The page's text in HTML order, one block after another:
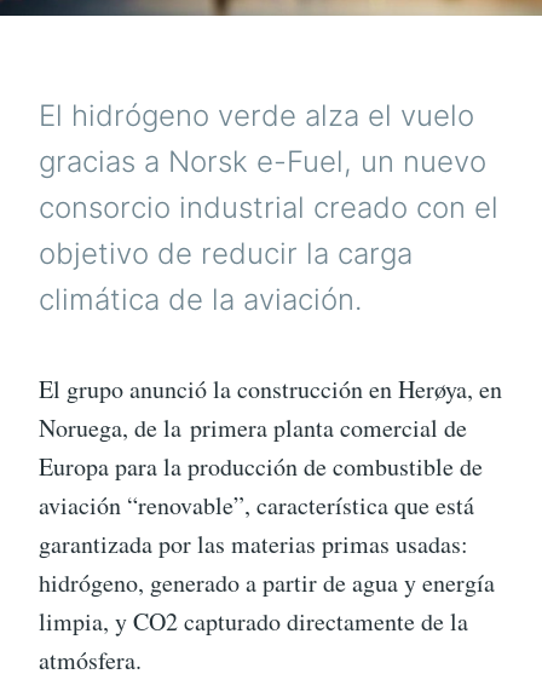
El hidrógeno verde alza el vuelo
gracias a Norsk e-Fuel, un nuevo
consorcio industrial creado con el
objetivo de reducir la carga
climática de la aviación.
El grupo anunció la construcción en Herøya, en
Noruega, de la primera planta comercial de
Europa para la producción de combustible de
aviación “renovable”, característica que está
garantizada por las materias primas usadas:
hidrógeno, generado a partir de agua y energía
limpia, y CO2 capturado directamente de la
atmósfera.